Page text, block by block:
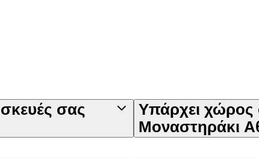
σας
Υπάρχει
Μοναστηράκι